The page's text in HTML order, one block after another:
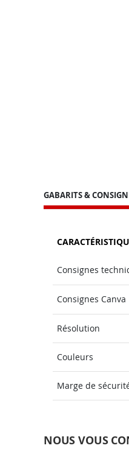
GABARITS &
Consignes
Consignes Canva
Résolution
Couleurs
Marge de
NOUS VOUS